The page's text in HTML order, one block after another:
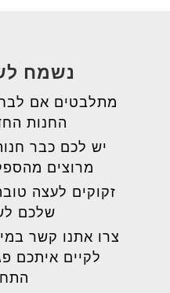
נשמח
מתלבטים אם
החנות
יש לכם כבר
מרוצים
זקוקים לעצה
שלכם
צרו אתנו קשר
לקיים איתכם